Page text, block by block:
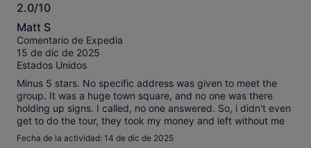
2.0/10
2.0
sobre
10
Matt S
Comentario de Expedia
15 de dic de 2025
Estados Unidos
Minus 5 stars. No specific address was given to meet the
group. It was a huge town square, and no one was there
holding up signs. I called, no one answered. So, i didn't even
get to do the tour, they took my money and left without me
Fecha de la actividad: 14 de dic de 2025